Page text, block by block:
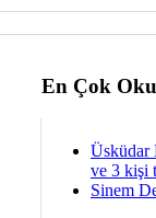
En Çok
Üsküdar
ve 3 kişi
Sinem